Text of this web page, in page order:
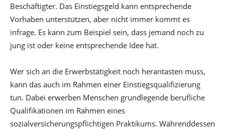
Beschäftigter. Das Einstiegsgeld kann entsprechende
Vorhaben unterstützen, aber nicht immer kommt es
infrage. Es kann zum Beispiel sein, dass jemand noch zu
jung ist oder keine entsprechende Idee hat.
Wer sich an die Erwerbstätigkeit noch herantasten muss,
kann das auch im Rahmen einer Einstiegsqualifizierung
tun. Dabei erwerben Menschen grundlegende berufliche
Qualifikationen im Rahmen eines
sozialversicherungspflichtigen Praktikums. Währenddessen